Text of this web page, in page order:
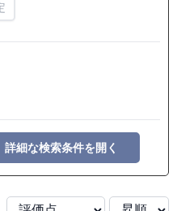
詳細な検索条件を開く